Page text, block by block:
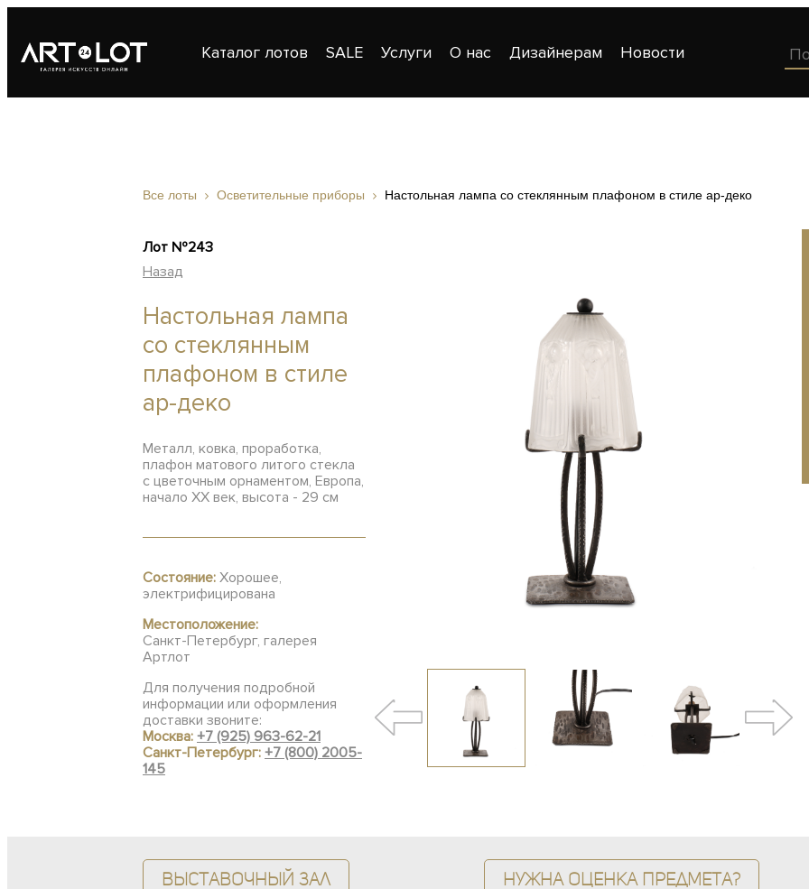
Каталог лотов SALE Услуги О нас Дизайнерам Новости
Все лоты Осветительные приборы Настольная лампа со стеклянным плафоном в стиле ар-деко
Лот №243
Назад
Настольная лампа
со стеклянным
плафоном в стиле
ар-деко
Металл, ковка, проработка,
плафон матового литого стекла
с цветочным орнаментом, Европа,
начало ХХ век, высота - 29 см
Состояние: Хорошее,
электрифицирована
Местоположение:
Санкт-Петербург, галерея
Артлот
Для получения подробной
информации или оформления
доставки звоните:
Москва: +7 (925) 963-62-21
Санкт-Петербург: +7 (800) 2005-
145
Выставочный зал Нужна оценка предмета?